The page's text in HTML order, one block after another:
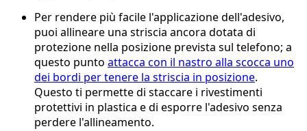
Per rendere più facile l'applicazione dell'adesivo,
puoi allineare una striscia ancora dotata di
protezione nella posizione prevista sul telefono; a
questo punto attacca con il nastro alla scocca uno
dei bordi per tenere la striscia in posizione.
Questo ti permette di staccare i rivestimenti
protettivi in plastica e di esporre l'adesivo senza
perdere l'allineamento.